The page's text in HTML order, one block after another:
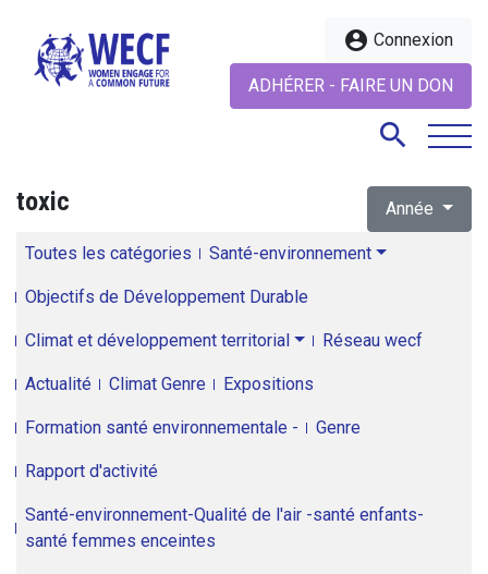
account_circle Connexion
ADHÉRER - FAIRE UN DON
search
toxic Année
Toutes les catégories Santé-environnement
Objectifs de Développement Durable
Climat et développement territorial Réseau wecf
Actualité Climat Genre Expositions
Formation santé environnementale - Genre
Rapport d'activité
Santé-environnement-Qualité de l'air -santé enfants-
santé femmes enceintes